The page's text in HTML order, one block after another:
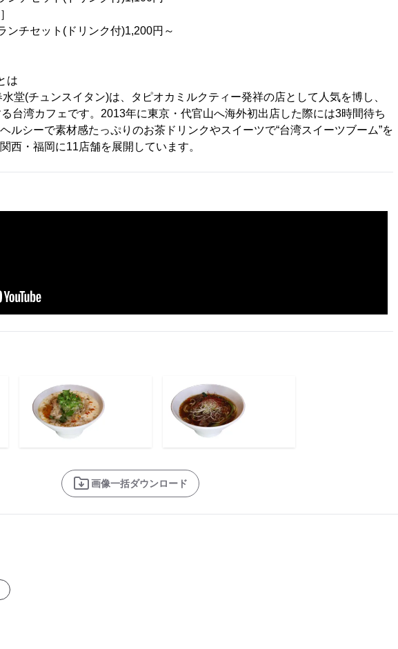
ット(ドリンク付)1,200円～
は
堂(チュンスイタン)は、タピオカミルクティー発祥の店として人気を博し、
台湾カフェです。2013年に東京・代官山へ海外初出店した際には3時間待ち
ルシーで素材感たっぷりのお茶ドリンクやスイーツで“台湾スイーツブーム”を
西・福岡に11店舗を展開しています。
画像一括ダウンロード